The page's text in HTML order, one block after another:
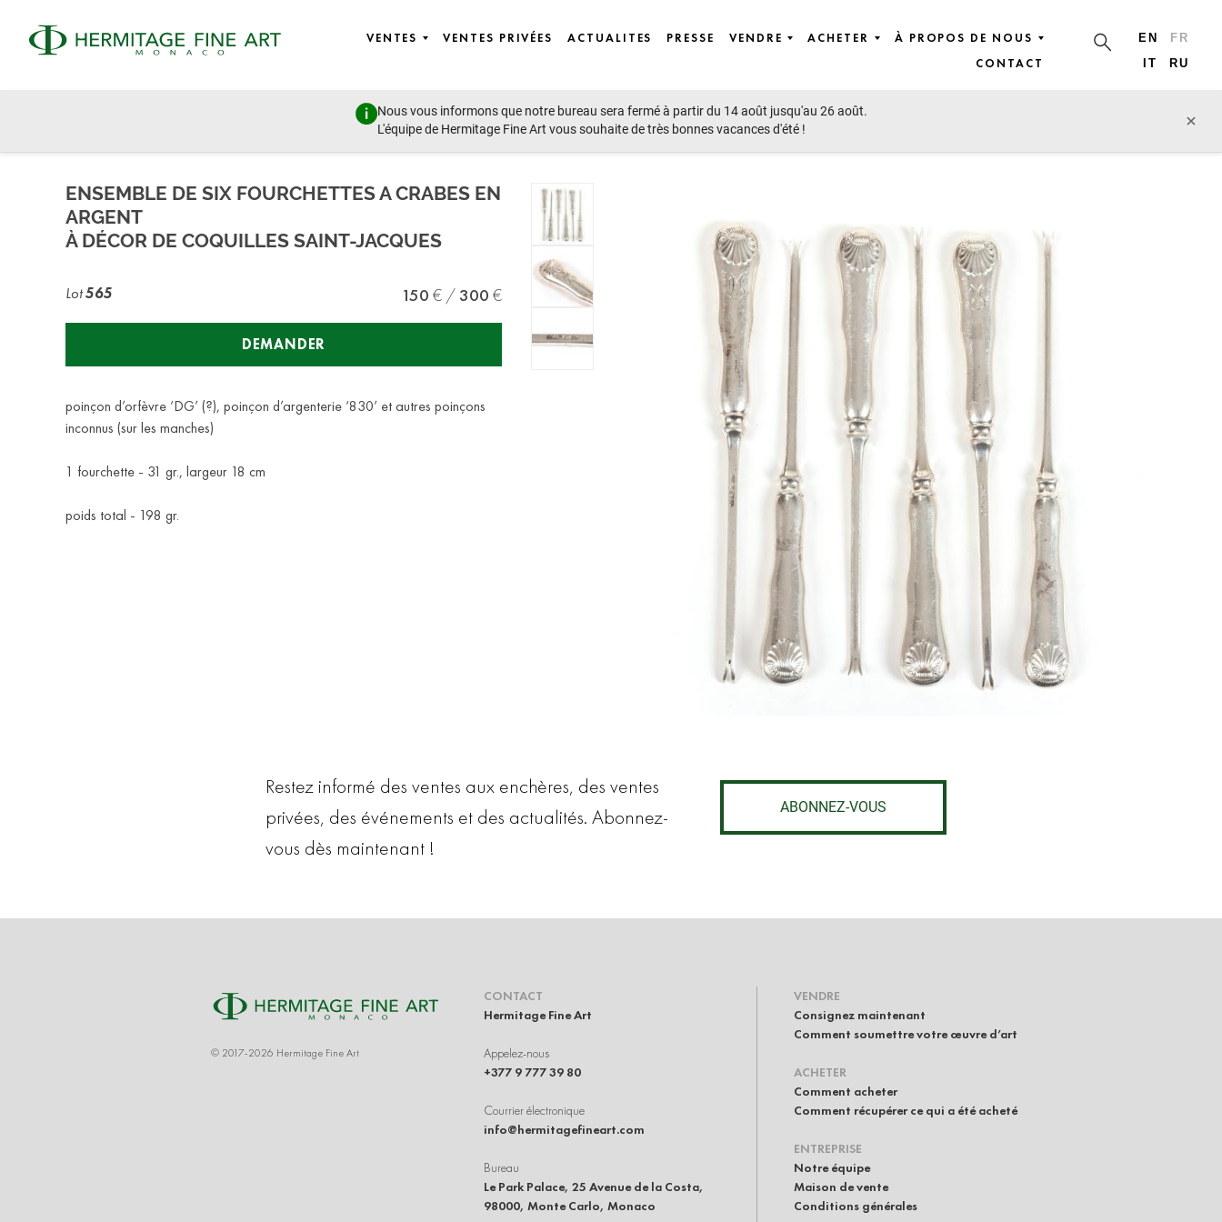
VENTES VENTES PRIVÉES ACTUALITES PRESSE VENDRE ACHETER
À PROPOS DE NOUS
CONTACT
EN
FR
IT
RU
Nous vous informons que notre bureau sera fermé à partir du 14 août jusqu'au 26 août.
L'équipe de Hermitage Fine Art vous souhaite de très bonnes vacances d'été !
×
ENSEMBLE DE SIX FOURCHETTES A CRABES EN
ARGENT
À DÉCOR DE COQUILLES SAINT-JACQUES
Lot565 150 300
DEMANDER
poinçon d’orfèvre ‘DG’ (?), poinçon d’argenterie ‘830’ et autres poinçons
inconnus (sur les manches)
1 fourchette - 31 gr., largeur 18 cm
poids total - 198 gr.
Restez informé des ventes aux enchères, des ventes
privées, des événements et des actualités. Abonnez-
vous dès maintenant !
ABONNEZ-VOUS
© 2017-2026 Hermitage Fine Art
CONTACT
Hermitage Fine Art
Appelez-nous
+377 9 777 39 80
Courrier électronique
info@hermitagefineart.com
Bureau
Le Park Palace, 25 Avenue de la Costa,
98000, Monte Carlo, Monaco
VENDRE
Consignez maintenant
Comment soumettre votre œuvre d’art
ACHETER
Comment acheter
Comment récupérer ce qui a été acheté
ENTREPRISE
Notre équipe
Maison de vente
Conditions générales